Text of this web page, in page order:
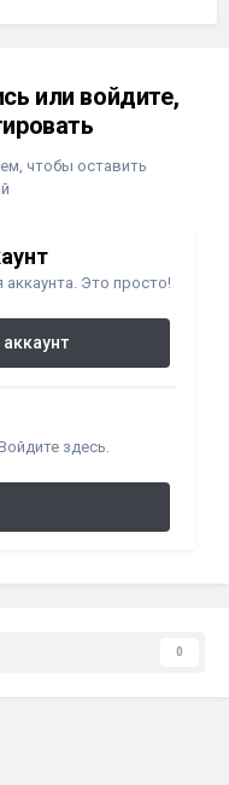
или войдите,
чтобы оставить
аккаунта. Это просто!
здесь.
0